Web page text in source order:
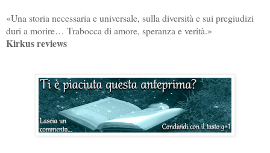
«Una storia necessaria e universale, sulla diversità e sui pregiudizi
duri a morire… Trabocca di amore, speranza e verità.»
Kirkus reviews